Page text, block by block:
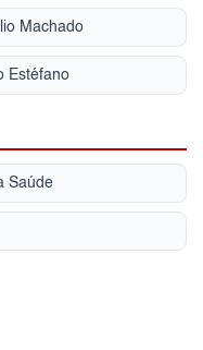
Machado
Estéfano
Saúde